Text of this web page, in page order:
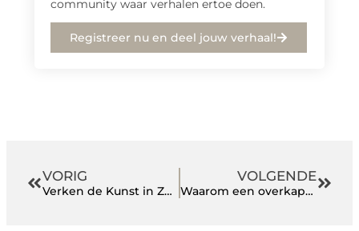
community waar verhalen ertoe doen.
Registreer nu en deel jouw verhaal!
VORIG
Verken de Kunst in Zutphen en Laat je Inspireren
VOLGENDE
Waarom een overkapping in Almelo het hele jaar door genieten mogelijk maakt